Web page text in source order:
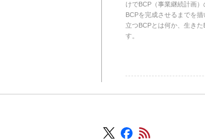
けでBCP（事業継続計画
BCPを完成させるまでを
立つBCPとは何か、生き
す。